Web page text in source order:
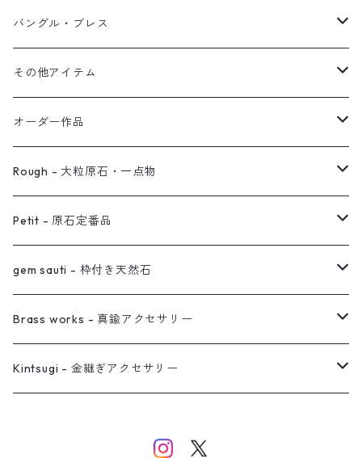
オブジェ
イヤーカフ
ぶら下がりイヤーカフ
2連イヤーカフ
イヤリング対応
ノンホールピアス
オーダー用ページ
真鍮イヤーカフ
バングル・ブレス
ブレスレット
バングル
その他アイテム
ブローチ
ヘアアクセサリー
オーダー作品
リング
ネックレス
ピアス
イヤーカフ
バングル
Rough - 大粒原石・一点物
ピアス
リング
ネックレス
イヤーカフ
Petit - 原石定番品
ピアス
リング
ネックレス
gem sauti - 枠付き天然石
ピアス
ネックレス
Brass works - 真鍮アクセサリー
リング
Kintsugi - 金継ぎアクセサリー